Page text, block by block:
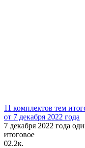
11 комплектов тем
от 7 декабря 2022 года
7 декабря 2022 года
итоговое
02.2к.